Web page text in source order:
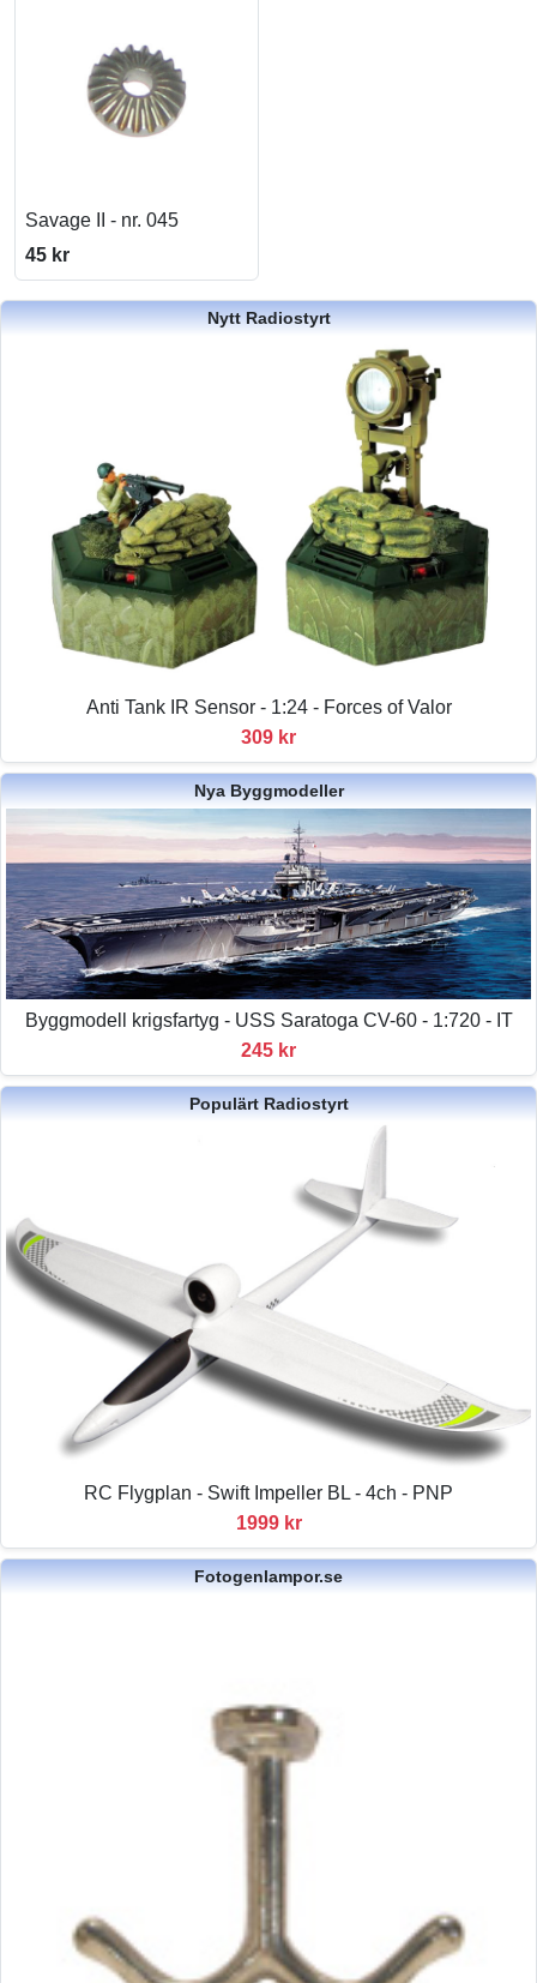
Savage II - nr. 045
45 kr
Nytt Radiostyrt
Anti Tank IR Sensor - 1:24 - Forces of Valor
309 kr
Nya Byggmodeller
Byggmodell krigsfartyg - USS Saratoga CV-60 - 1:720 - IT
245 kr
Populärt Radiostyrt
RC Flygplan - Swift Impeller BL - 4ch - PNP
1999 kr
Fotogenlampor.se